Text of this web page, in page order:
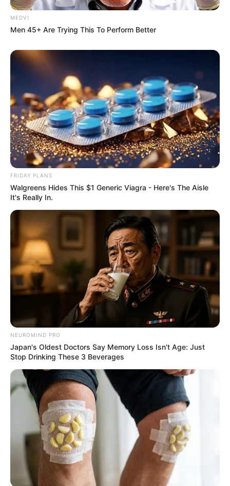
BRAINBERRIES
The Rarest And Most Valuable Card In The Whole
World
BRAINBERRIES
A Museum To Rihanna's Glory Could Soon Be
Opened
Are You The Same Alone And With Others? Find Out
BRAINBERRIES
MEDVI
Men 45+ Are Trying This To Perform Better
FRIDAY PLANS
Walgreens Hides This $1 Generic Viagra - Here's The Aisle
It's Really In.
NEUROMIND PRO
Japan's Oldest Doctors Say Memory Loss Isn't Age: Just
Stop Drinking These 3 Beverages